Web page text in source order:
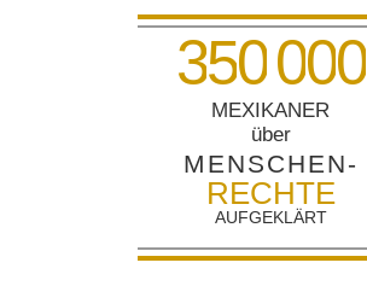
350000
MEXIKANER
über
MENSCHEN-
RECHTE
AUFGEKLÄRT